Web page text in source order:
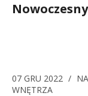
07 GRU 2022 /
WNĘTRZA